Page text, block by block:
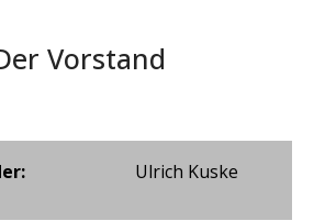
Vorstand
Ulrich Kuske